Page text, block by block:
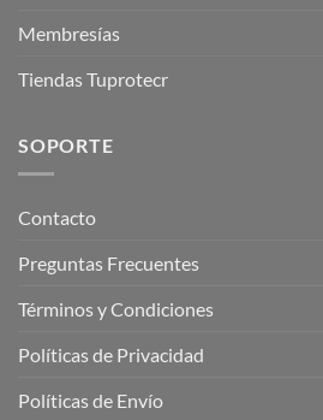
Membresías
Tiendas Tuprotecr
SOPORTE
Contacto
Preguntas Frecuentes
Términos y Condiciones
Políticas de Privacidad
Políticas de Envío